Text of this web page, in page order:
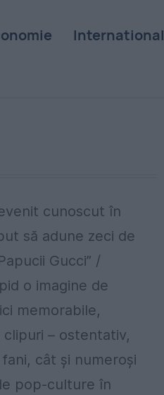
International
cunoscut în
să adune zeci de
Gucci” /
o imagine de
memorabile,
– ostentativ,
cât și numeroși
pop-culture în